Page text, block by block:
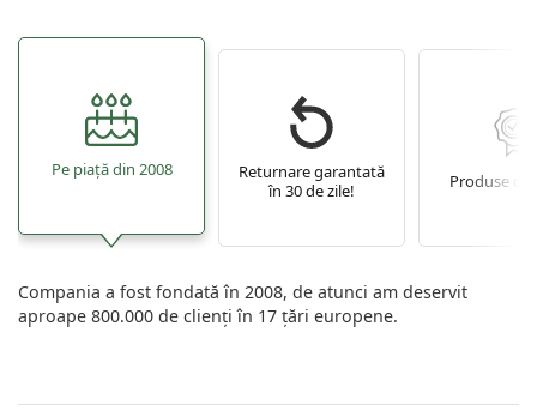
Pe piață din 2008
Returnare garantată
în 30 de zile!
Produse
Compania a fost fondată în 2008, de atunci am deservit
aproape 800.000 de clienți în 17 țări europene.